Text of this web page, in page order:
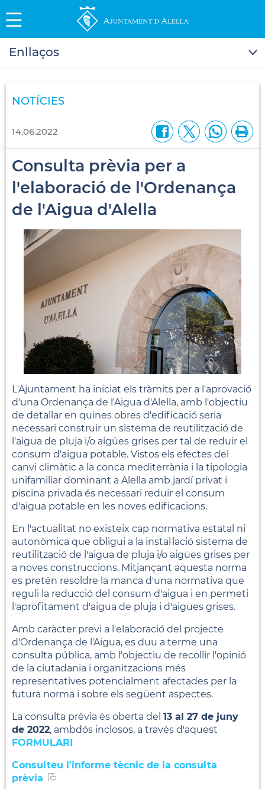
Enllaços
NOTÍCIES
14.06.2022
Consulta prèvia per a
l'elaboració de l'Ordenança
de l'Aigua d'Alella
L'Ajuntament ha iniciat els tràmits per a l'aprovació
d'una Ordenança de l'Aigua d'Alella, amb l'objectiu
de detallar en quines obres d'edificació seria
necessari construir un sistema de reutilització de
l'aigua de pluja i/o aigües grises per tal de reduir el
consum d'aigua potable. Vistos els efectes del
canvi climàtic a la conca mediterrània i la tipologia
unifamiliar dominant a Alella amb jardí privat i
piscina privada és necessari reduir el consum
d'aigua potable en les noves edificacions.
En l'actualitat no existeix cap normativa estatal ni
autonòmica que obligui a la instal·lació sistema de
reutilització de l'aigua de pluja i/o aigües grises per
a noves construccions. Mitjançant aquesta norma
es pretén resoldre la manca d'una normativa que
reguli la reducció del consum d'aigua i en permeti
l'aprofitament d'aigua de pluja i d'aigües grises.
Amb caràcter previ a l'elaboració del projecte
d'Ordenança de l'Aigua, es duu a terme una
consulta pública, amb l'objectiu de recollir l'opinió
de la ciutadania i organitzacions més
representatives potencialment afectades per la
futura norma i sobre els següent aspectes.
La consulta prèvia és oberta del 13 al 27 de juny
de 2022, ambdós inclosos, a través d'aquest
FORMULARI
Consulteu l'informe tècnic de la consulta
prèvia